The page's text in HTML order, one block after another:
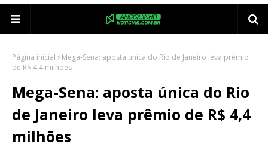
Página inicial
Mega-Sena: aposta única do Rio de Janeiro leva prêmio
de R$ 4,4 milhões
Mega-Sena: aposta única do Rio
de Janeiro leva prêmio de R$ 4,4
milhões